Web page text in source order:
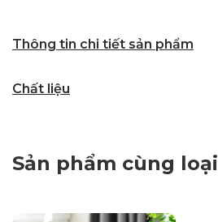
Thông tin chi tiết sản phẩm
Chất liệu
Sản phẩm cùng loại